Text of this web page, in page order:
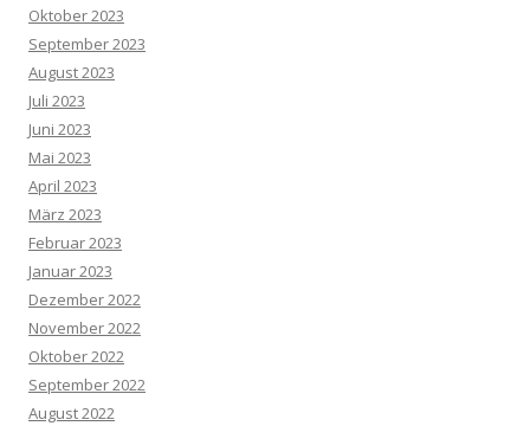
Oktober 2023
September 2023
August 2023
Juli 2023
Juni 2023
Mai 2023
April 2023
März 2023
Februar 2023
Januar 2023
Dezember 2022
November 2022
Oktober 2022
September 2022
August 2022